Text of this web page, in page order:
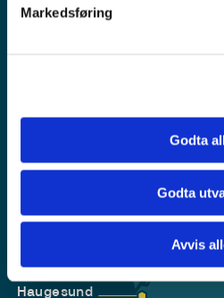
Markedsføring
Godta
Godta
Avvis
Sogndal
Stord
Haugesund